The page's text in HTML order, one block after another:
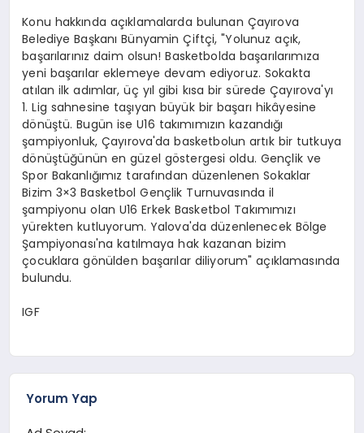
Konu hakkında açıklamalarda bulunan Çayırova
Belediye Başkanı Bünyamin Çiftçi, "Yolunuz açık,
başarılarınız daim olsun! Basketbolda başarılarımıza
yeni başarılar eklemeye devam ediyoruz. Sokakta
atılan ilk adımlar, üç yıl gibi kısa bir sürede Çayırova'yı
1. Lig sahnesine taşıyan büyük bir başarı hikâyesine
dönüştü. Bugün ise U16 takımımızın kazandığı
şampiyonluk, Çayırova'da basketbolun artık bir tutkuya
dönüştüğünün en güzel göstergesi oldu. Gençlik ve
Spor Bakanlığımız tarafından düzenlenen Sokaklar
Bizim 3×3 Basketbol Gençlik Turnuvasında il
şampiyonu olan U16 Erkek Basketbol Takımımızı
yürekten kutluyorum. Yalova'da düzenlenecek Bölge
Şampiyonası'na katılmaya hak kazanan bizim
çocuklara gönülden başarılar diliyorum" açıklamasında
bulundu.
IGF
Yorum Yap